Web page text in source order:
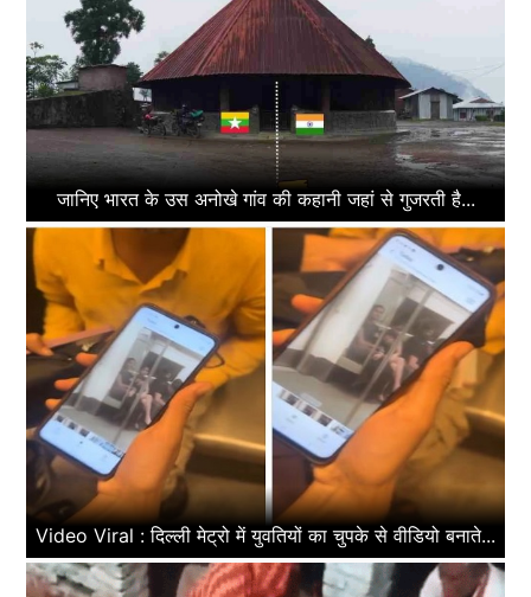
जानिए भारत के उस अनोखे गांव की कहानी जहां से गुजरती है...
Video Viral : दिल्ली मेट्रो में युवतियों का चुपके से वीडियो बनाते...